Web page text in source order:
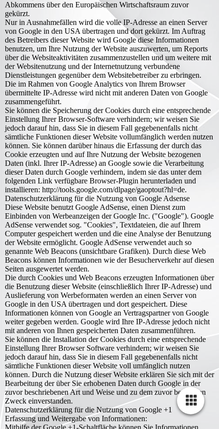
Abkommens über den Europäischen Wirtschaftsraum zuvor
gekürzt.
Nur in Ausnahmefällen wird die volle IP-Adresse an einen Server
von Google in den USA übertragen und dort gekürzt. Im Auftrag
des Betreibers dieser Website wird Google diese Informationen
benutzen, um Ihre Nutzung der Website auszuwerten, um Reports
über die Websiteaktivitäten zusammenzustellen und um weitere mit
der Websitenutzung und der Internetnutzung verbundene
Dienstleistungen gegenüber dem Websitebetreiber zu erbringen.
Die im Rahmen von Google Analytics von Ihrem Browser
übermittelte IP-Adresse wird nicht mit anderen Daten von Google
zusammengeführt.
Sie können die Speicherung der Cookies durch eine entsprechende
Einstellung Ihrer Browser-Software verhindern; wir weisen Sie
jedoch darauf hin, dass Sie in diesem Fall gegebenenfalls nicht
sämtliche Funktionen dieser Website vollumfänglich werden nutzen
können. Sie können darüber hinaus die Erfassung der durch das
Cookie erzeugten und auf Ihre Nutzung der Website bezogenen
Daten (inkl. Ihrer IP-Adresse) an Google sowie die Verarbeitung
dieser Daten durch Google verhindern, indem sie das unter dem
folgenden Link verfügbare Browser-Plugin herunterladen und
installieren: http://tools.google.com/dlpage/gaoptout?hl=de.
Datenschutzerklärung für die Nutzung von Google Adsense
Diese Website benutzt Google AdSense, einen Dienst zum
Einbinden von Werbeanzeigen der Google Inc. ("Google"). Google
AdSense verwendet sog. "Cookies", Textdateien, die auf Ihrem
Computer gespeichert werden und die eine Analyse der Benutzung
der Website ermöglicht. Google AdSense verwendet auch so
genannte Web Beacons (unsichtbare Grafiken). Durch diese Web
Beacons können Informationen wie der Besucherverkehr auf diesen
Seiten ausgewertet werden.
Die durch Cookies und Web Beacons erzeugten Informationen über
die Benutzung dieser Website (einschließlich Ihrer IP-Adresse) und
Auslieferung von Werbeformaten werden an einen Server von
Google in den USA übertragen und dort gespeichert. Diese
Informationen können von Google an Vertragspartner von Google
weiter gegeben werden. Google wird Ihre IP-Adresse jedoch nicht
mit anderen von Ihnen gespeicherten Daten zusammenführen.
Sie können die Installation der Cookies durch eine entsprechende
Einstellung Ihrer Browser Software verhindern; wir weisen Sie
jedoch darauf hin, dass Sie in diesem Fall gegebenenfalls nicht
sämtliche Funktionen dieser Website voll umfänglich nutzen
können. Durch die Nutzung dieser Website erklären Sie sich mit der
Bearbeitung der über Sie erhobenen Daten durch Google in der
zuvor beschriebenen Art und Weise und zu dem zuvor benannten
Zweck einverstanden.
Datenschutzerklärung für die Nutzung von Google +1
Erfassung und Weitergabe von Informationen:
Mithilfe der Google +1-Schaltfläche können Sie Informationen